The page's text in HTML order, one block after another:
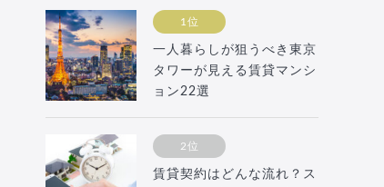
1位
一人暮らしが狙うべき東京
タワーが見える賃貸マンシ
ョン22選
2位
賃貸契約はどんな流れ？ス